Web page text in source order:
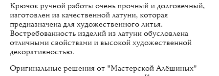
Крючок ручной работы очень прочный и долговечный,
изготовлен из качественной латуни, которая
предназначена для художественного литья.
Востребованность изделий из латуни обусловлена
отличными свойствами и высокой художественной
декоративностью.
Оригинальные решения от "Мастерской Алёшиных"